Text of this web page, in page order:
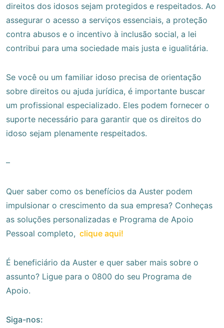
direitos dos idosos sejam protegidos e respeitados. Ao
assegurar o acesso a serviços essenciais, a proteção
contra abusos e o incentivo à inclusão social, a lei
contribui para uma sociedade mais justa e igualitária.
Se você ou um familiar idoso precisa de orientação
sobre direitos ou ajuda jurídica, é importante buscar
um profissional especializado. Eles podem fornecer o
suporte necessário para garantir que os direitos do
idoso sejam plenamente respeitados.
–
Quer saber como os benefícios da Auster podem
impulsionar o crescimento da sua empresa? Conheças
as soluções personalizadas e Programa de Apoio
Pessoal completo, clique aqui!
É beneficiário da Auster e quer saber mais sobre o
assunto? Ligue para o 0800 do seu Programa de
Apoio.
Siga-nos: